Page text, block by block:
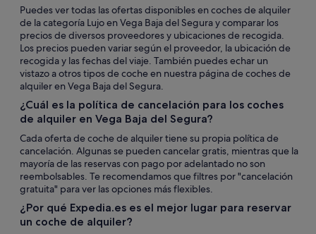
Puedes ver todas las ofertas disponibles en coches de alquiler
de la categoría Lujo en Vega Baja del Segura y comparar los
precios de diversos proveedores y ubicaciones de recogida.
Los precios pueden variar según el proveedor, la ubicación de
recogida y las fechas del viaje. También puedes echar un
vistazo a otros tipos de coche en nuestra página de coches de
alquiler en Vega Baja del Segura.
¿Cuál es la política de cancelación para los coches
de alquiler en Vega Baja del Segura?
Cada oferta de coche de alquiler tiene su propia política de
cancelación. Algunas se pueden cancelar gratis, mientras que la
mayoría de las reservas con pago por adelantado no son
reembolsables. Te recomendamos que filtres por "cancelación
gratuita" para ver las opciones más flexibles.
¿Por qué Expedia.es es el mejor lugar para reservar
un coche de alquiler?